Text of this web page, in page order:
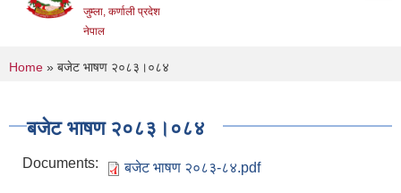
जुम्ला, कर्णाली प्रदेश
नेपाल
You are here
Home » बजेट भाषण २०८३।०८४
बजेट भाषण २०८३।०८४
Documents: बजेट भाषण २०८३-८४.pdf